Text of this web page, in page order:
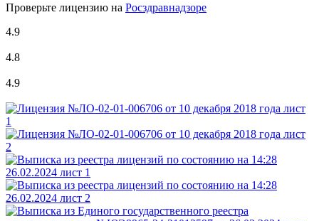
Проверьте лицензию на Росздравнадзоре
4.9
4.8
4.9